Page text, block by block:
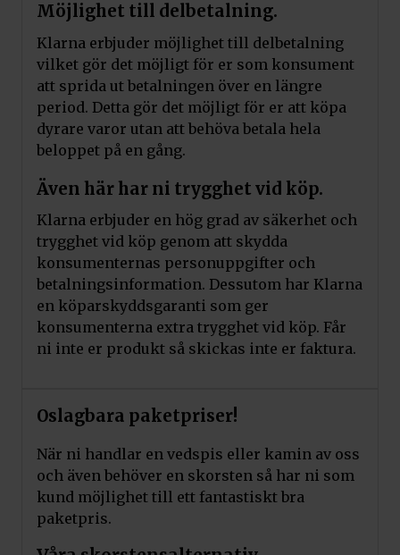
Möjlighet till delbetalning.
Klarna erbjuder möjlighet till delbetalning
vilket gör det möjligt för er som konsument
att sprida ut betalningen över en längre
period. Detta gör det möjligt för er att köpa
dyrare varor utan att behöva betala hela
beloppet på en gång.
Även här har ni trygghet vid köp.
Klarna erbjuder en hög grad av säkerhet och
trygghet vid köp genom att skydda
konsumenternas personuppgifter och
betalningsinformation. Dessutom har Klarna
en köparskyddsgaranti som ger
konsumenterna extra trygghet vid köp. Får
ni inte er produkt så skickas inte er faktura.
Oslagbara paketpriser!
När ni handlar en vedspis eller kamin av oss
och även behöver en skorsten så har ni som
kund möjlighet till ett fantastiskt bra
paketpris.